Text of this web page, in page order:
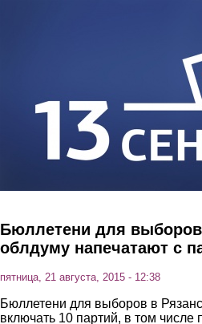
Бюллетени для
облдуму напечатают с
пятница, 21 августа, 2015 - 12:38
Бюллетени для выборов в
включать 10 партий, в том